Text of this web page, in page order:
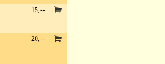
15,--
20,--